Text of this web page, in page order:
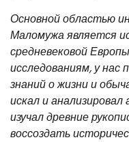
Основной областью
Маломужа является
средневековой
исследованиям, у нас
знаний о жизни и
искал и анализировал
изучал древние
воссоздать